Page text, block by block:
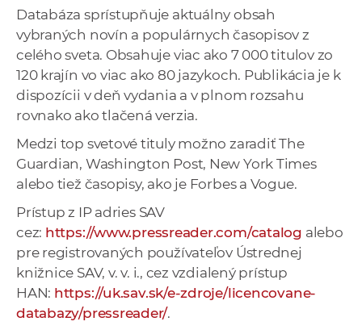
n
í
c
A
Databáza sprístupňuje aktuálny obsah
vybraných novín a populárnych časopisov z
celého sveta. Obsahuje viac ako 7 000 titulov zo
120 krajín vo viac ako 80 jazykoch. Publikácia je k
dispozícii v deň vydania a v plnom rozsahu
rovnako ako tlačená verzia.
Medzi top svetové tituly možno zaradiť The
Guardian, Washington Post, New York Times
alebo tiež časopisy, ako je Forbes a Vogue.
Prístup z IP adries SAV
cez: https://www.pressreader.com/catalog alebo
pre registrovaných používateľov Ústrednej
knižnice SAV, v. v. i., cez vzdialený prístup
HAN: https://uk.sav.sk/e-zdroje/licencovane-
databazy/pressreader/.